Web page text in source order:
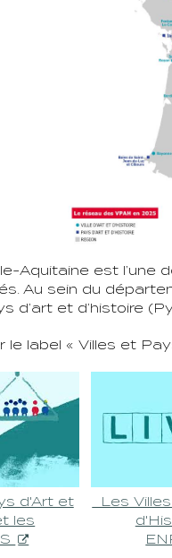
Aquitaine est
Au sein du
d’art et d’histoire
le label « Villes et
d'Art et
les
Les